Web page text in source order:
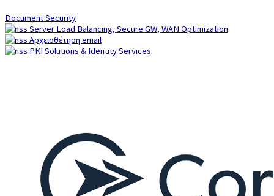
Document Security
Server Load Balancing, Secure GW, WAN Optimization
Αρχειοθέτηση email
PKI Solutions & Identity Services